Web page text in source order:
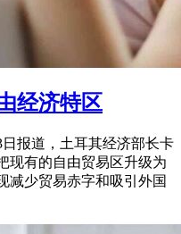
经济特区
报道，土耳其经济部长卡
现有的自由贸易区升级为
减少贸易赤字和吸引外国